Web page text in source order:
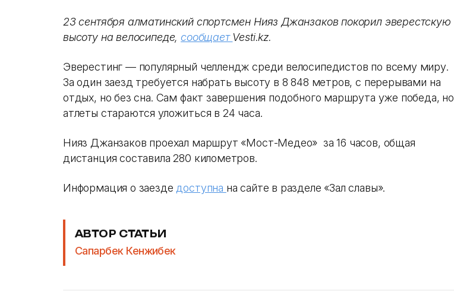
23 сентября алматинский спортсмен Нияз Джанзаков покорил эверестскую
высоту на велосипеде,сообщаетVesti.kz.
Эверестинг — популярный челлендж среди велосипедистов по всему миру.
За один заезд требуется набрать высоту в 8 848 метров, с перерывами на
отдых, но без сна. Сам факт завершения подобного маршрута уже победа, но
атлеты стараются уложиться в 24 часа.
Нияз Джанзаков проехал маршрут «Мост-Медео» за 16 часов, общая
дистанция составила 280 километров.
Информация о заезде доступна на сайте в разделе «Зал славы».
АВТОР СТАТЬИ
Сапарбек Кенжибек